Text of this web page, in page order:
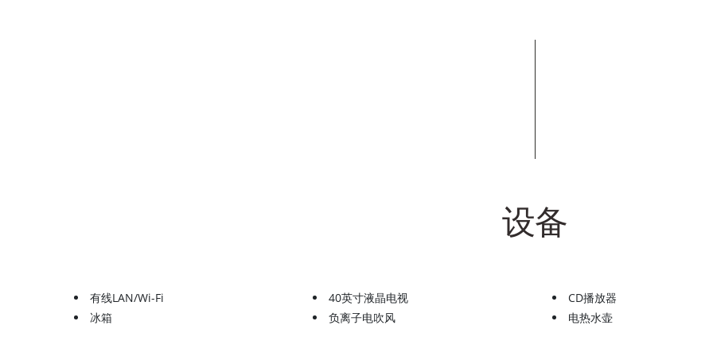
设备
有线LAN/Wi-Fi 40英寸液晶电视
CD播放器
冰箱
负离子电吹风 电热水壶